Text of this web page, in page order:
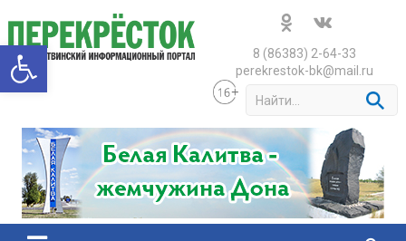
to
content
8 (86383) 2-64-33
perekrestok-bk@mail.ru
a
r
c
h
Открыть панель